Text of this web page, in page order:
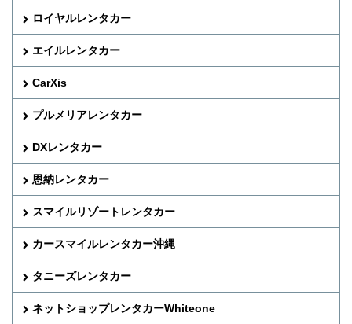
ロイヤルレンタカー
エイルレンタカー
CarXis
プルメリアレンタカー
DXレンタカー
恩納レンタカー
スマイルリゾートレンタカー
カースマイルレンタカー沖縄
タニーズレンタカー
ネットショップレンタカーWhiteone